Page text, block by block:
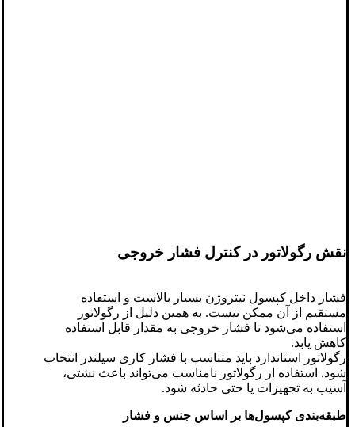
نقش رگولاتور در کنترل فشار خروجی
فشار داخل کپسول نیتروژن بسیار بالاست و استفاده
مستقیم از آن ممکن نیست. به همین دلیل از رگولاتور
استفاده می‌شود تا فشار خروجی به مقدار قابل استفاده
کاهش یابد.
رگولاتور استاندارد باید متناسب با فشار کاری سیلندر انتخاب
شود. استفاده از رگولاتور نامناسب می‌تواند باعث نشتی،
آسیب به تجهیزات یا حتی حادثه شود.
طبقه‌بندی کپسول‌ها بر اساس جنس و فشار